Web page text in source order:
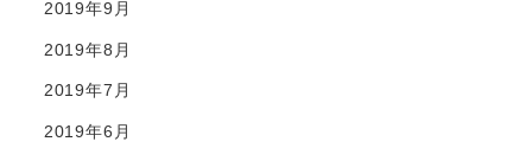
2019年9月
2019年8月
2019年7月
2019年6月